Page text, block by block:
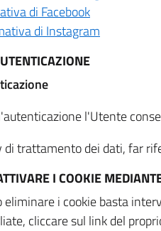
di Facebook
di Instagram
l'Utente
di trattamento dei dati, far
I COOKIE
i cookie basta
cliccare sul link del